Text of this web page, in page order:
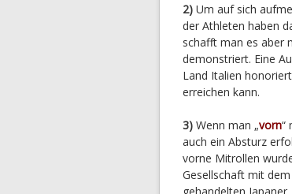
2) Um auf sich
der Athleten haben
schafft man es aber
demonstriert. Eine
Land Italien
erreichen kann.
3) Wenn man „vorn“
auch ein Absturz
vorne Mitrollen
Gesellschaft mit